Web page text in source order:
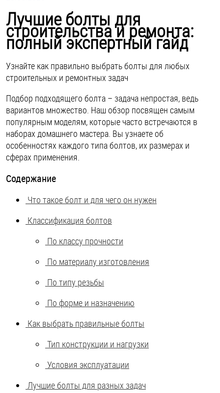
ОПЛАТА И ДОСТАВКА
НАШИ МАГАЗИНЫ
Втулки
Гайки
Дюбели
Заклепки (Гайки-Заклепки)
Инструмент
Крюки, кольца с метрической резьбой
Крюки, кольца с шурупной резьбой
Оснастка и аксессуары для яхт
Саморезы и шурупы
Стопорные кольца
Такелаж
Хомуты
Лучшие болты для
строительства и ремонта:
полный экспертный гайд
Узнайте как правильно выбрать болты для любых
строительных и ремонтных задач
Подбор подходящего болта – задача непростая, ведь
вариантов множество. Наш обзор посвящен самым
популярным моделям, которые часто встречаются в
наборах домашнего мастера. Вы узнаете об
особенностях каждого типа болтов, их размерах и
сферах применения.
Содержание
Что такое болт и для чего он нужен
Классификация болтов
По классу прочности
По материалу изготовления
По типу резьбы
По форме и назначению
Как выбрать правильные болты
Тип конструкции и нагрузки
Условия эксплуатации
Лучшие болты для разных задач